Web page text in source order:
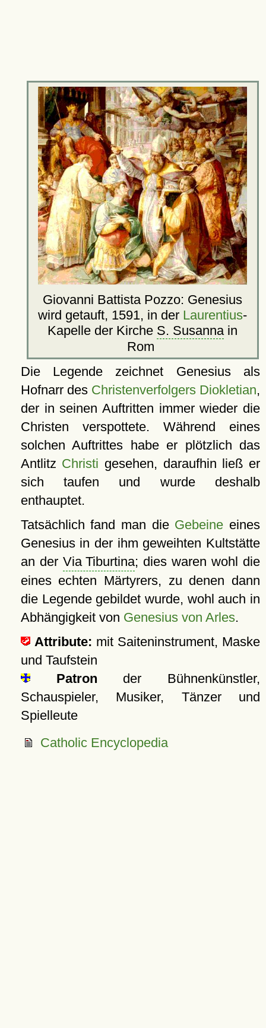
Giovanni Battista Pozzo: Genesius
wird getauft, 1591, in der Laurentius-
Kapelle der Kirche S. Susanna in
Rom
Die Legende zeichnet Genesius als
Hofnarr des Christenverfolgers Diokletian,
der in seinen Auftritten immer wieder die
Christen verspottete. Während eines
solchen Auftrittes habe er plötzlich das
Antlitz Christi gesehen, daraufhin ließ er
sich taufen und wurde deshalb
enthauptet.
Tatsächlich fand man die Gebeine eines
Genesius in der ihm geweihten Kultstätte
an der Via Tiburtina; dies waren wohl die
eines echten Märtyrers, zu denen dann
die Legende gebildet wurde, wohl auch in
Abhängigkeit von Genesius von Arles.
Attribute: mit Saiteninstrument, Maske
und Taufstein
Patron der Bühnenkünstler,
Schauspieler, Musiker, Tänzer und
Spielleute
Catholic Encyclopedia